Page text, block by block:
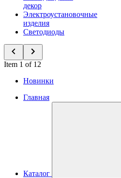
декор
Электроустановочные
изделия
Светодиоды
Item 1 of 12
Новинки
Главная
Каталог